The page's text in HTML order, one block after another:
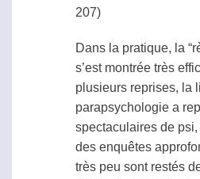
207)
Dans la pratique, la
s’est montrée très
plusieurs reprises, la
parapsychologie a
spectaculaires de psi
des enquêtes
très peu sont restés